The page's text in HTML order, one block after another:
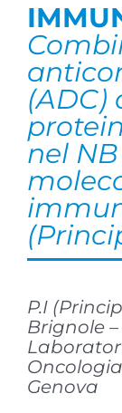
nel
P.I
Brignole
Oncologia
Genova